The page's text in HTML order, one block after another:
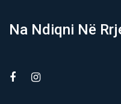
Na Ndiqni Në